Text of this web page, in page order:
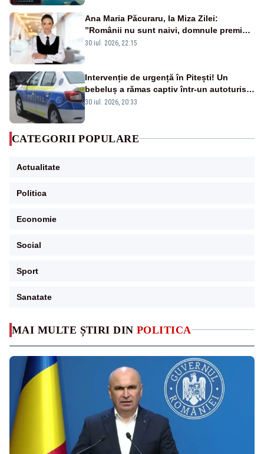
MAI MULTE ȘTIRI DIN POLITICA
Ana Maria Păcuraru, la Miza Zilei:
”Românii nu sunt naivi, domnule premier
Bolojan”
30 iul. 2026, 22:15
Intervenție de urgență în Pitești! Un
bebeluș a rămas captiv într-un autoturism
din cauza unei defecțiuni
30 iul. 2026, 20:33
CATEGORII POPULARE
Actualitate
Politica
Economie
Social
Sport
Sanatate